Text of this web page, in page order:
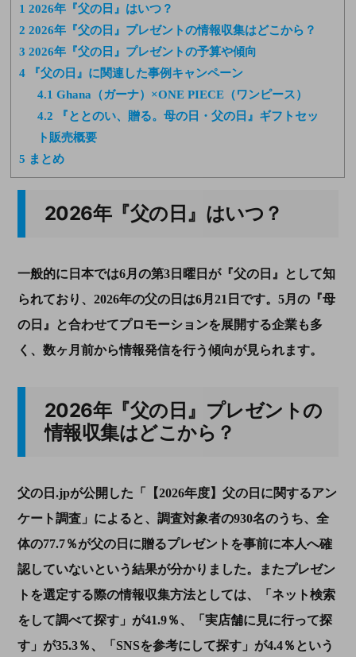
1 2026年『父の日』はいつ？
2 2026年『父の日』プレゼントの情報収集はどこから？
3 2026年『父の日』プレゼントの予算や傾向
4 『父の日』に関連した事例キャンペーン
4.1 Ghana（ガーナ）×ONE PIECE（ワンピース）
4.2 『ととのい、贈る。母の日・父の日』ギフトセッ
ト販売概要
5 まとめ
2026年『父の日』はいつ？
一般的に日本では6月の第3日曜日が『父の日』として知
られており、2026年の父の日は6月21日です。5月の『母
の日』と合わせてプロモーションを展開する企業も多
く、数ヶ月前から情報発信を行う傾向が見られます。
2026年『父の日』プレゼントの
情報収集はどこから？
父の日.jpが公開した「【2026年度】父の日に関するアン
ケート調査」によると、調査対象者の930名のうち、全
体の77.7％が父の日に贈るプレゼントを事前に本人へ確
認していないという結果が分かりました。またプレゼン
トを選定する際の情報収集方法としては、「ネット検索
をして調べて探す」が41.9％、「実店舗に見に行って探
す」が35.3％、「SNSを参考にして探す」が4.4％という